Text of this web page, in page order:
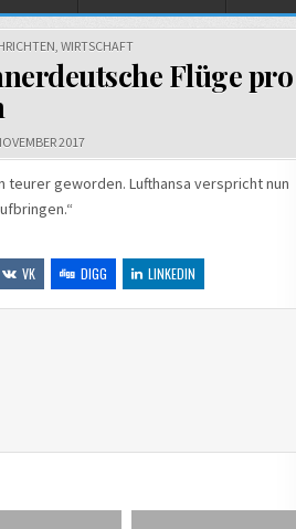
WIRTSCHAFT
Flüge pro
2017
geworden. Lufthansa verspricht nun
VK DIGG LINKEDIN